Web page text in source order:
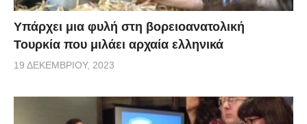
Υπάρχει μια φυλή στη βορειοανατολική
Τουρκία που μιλάει αρχαία ελληνικά
19 ΔΕΚΕΜΒΡΊΟΥ, 2023